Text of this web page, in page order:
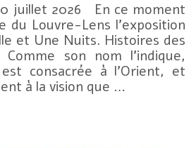
juillet 2026 En ce moment
du Louvre-Lens l’exposition
et Une Nuits. Histoires des
son nom l’indique,
consacrée à l’Orient, et
à la vision que …